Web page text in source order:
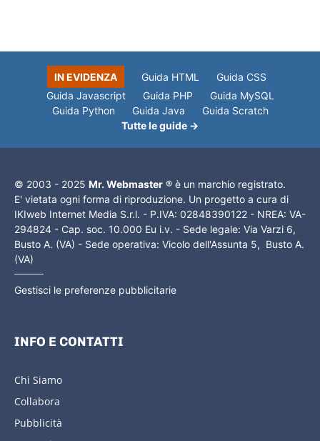
IN EVIDENZA Guida HTML
Guida CSS
Guida Javascript
Guida PHP
Guida MySQL
Guida Python
Guida Java
Guida Scratch
Tutte le guide →
© 2003 - 2025 Mr. Webmaster ® è un marchio registrato.
E' vietata ogni forma di riproduzione. Un progetto a cura di
IKIweb Internet Media S.r.l. - P.IVA: 02848390122 - NREA: VA-
294824 - Cap. soc. 10.000 Eu i.v. - Sede legale: Via Varzi 6,
Busto A. (VA) - Sede operativa: Vicolo dell'Assunta 5, Busto A.
(VA)
Gestisci le preferenze pubblicitarie
INFO E CONTATTI
Chi Siamo
Collabora
Pubblicità